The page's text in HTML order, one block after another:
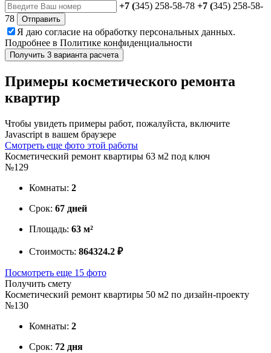
+7 (345) 258-58-78 +7 (345) 258-58-
78
Отправить
Я даю согласие на обработку персональных данных.
Подробнее в Политике конфиденциальности
Получить 3 варианта расчета
Примеры косметического ремонта
квартир
Чтобы увидеть примеры работ, пожалуйста, включите
Javascript в вашем браузере
Смотреть еще фото этой работы
Косметический ремонт квартиры 63 м2 под ключ
№129
Комнаты: 2
Срок: 67 дней
Площадь: 63 м²
Стоимость: 864324.2 ₽
Посмотреть еще 15 фото
Получить смету
Косметический ремонт квартиры 50 м2 по дизайн-проекту
№130
Комнаты: 2
Срок: 72 дня